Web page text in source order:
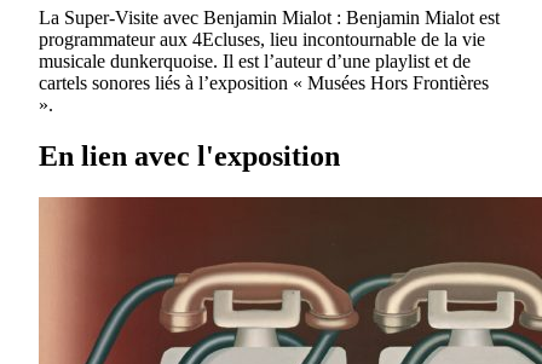
La Super-Visite avec Benjamin Mialot : Benjamin Mialot est
programmateur aux 4Ecluses, lieu incontournable de la vie
musicale dunkerquoise. Il est l’auteur d’une playlist et de
cartels sonores liés à l’exposition « Musées Hors Frontières
».
En lien avec l'exposition